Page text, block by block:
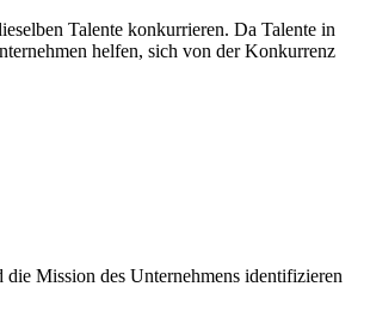
Talente konkurrieren. Da Talente in
helfen, sich von der Konkurrenz
Mission des Unternehmens identifizieren